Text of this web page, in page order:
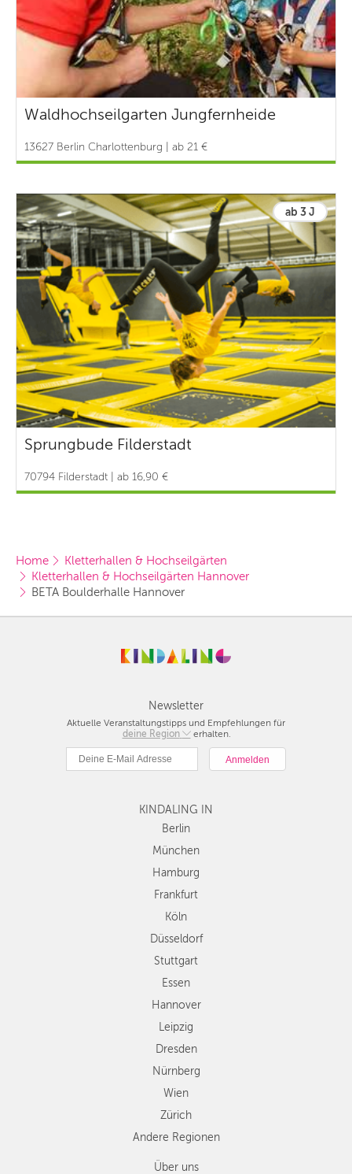
Waldhochseilgarten Jungfernheide
13627 Berlin Charlottenburg | ab 21 €
ab 3 J
Sprungbude Filderstadt
70794 Filderstadt | ab 16,90 €
Home
Kletterhallen & Hochseilgärten
Kletterhallen & Hochseilgärten Hannover
BETA Boulderhalle Hannover
Newsletter
Aktuelle Veranstaltungstipps und Empfehlungen für
deine Region
Berlin
Hamburg
Köln
Düsseldorf
Stuttgart
Essen
Dresden
Nürnberg
Wien
Zürich
Andere
Regionen
erhalten.
KINDALING IN
Berlin
München
Hamburg
Frankfurt
Köln
Düsseldorf
Stuttgart
Essen
Hannover
Leipzig
Dresden
Nürnberg
Wien
Zürich
Andere Regionen
Über uns